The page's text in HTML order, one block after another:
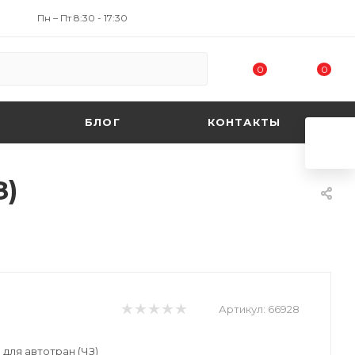
Пн – Пт 8:30 - 17:30
0 0
БЛОГ КОНТАКТЫ
Артикул: 66928
автотран (ЧЗ)